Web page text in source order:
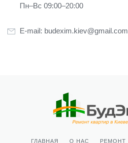
Пн–Вс 09:00–20:00
E-mail: budexim.kiev@gmail.com
ГЛАВНАЯ О НАС РЕМОНТ